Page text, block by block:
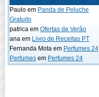
Paulo em Panda de Peluche
Gratuito
patrica em Ofertas de Verão
ana em Livro de Receitas PT
Fernanda Mota em Perfumes 24
Perfumes em Perfumes 24